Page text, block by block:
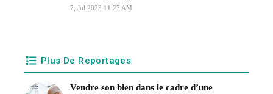
7, Jul 2023 11:27 AM
Plus De Reportages
Vendre son bien dans le cadre d’une